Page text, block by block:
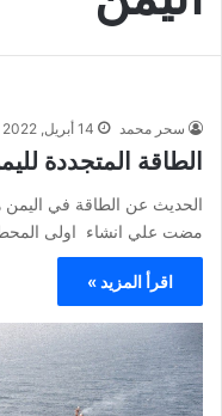
سحر محمد 14 أبريل, 2022
الطاقة المتجددة
الحديث عن الطاقة في
مضت علي انشاء اولى
اقرأ المزيد »